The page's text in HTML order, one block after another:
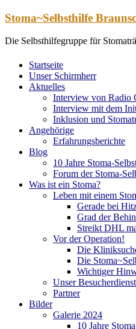
Zum
springen
Stoma~Selbsthilfe
Die Selbsthilfegruppe für
Startseite
Unser Schirmherr
Aktuelles
Interview von Radio
Interview mit dem
Inklusion und
Angehörige
Erfahrungsberichte
Blog
10 Jahre Stoma-
Forum der Stoma-
Was ist ein Stoma?
Leben mit einem
Gerade bei
Grad der
Streikt DHL
Vor der Operation!
Die
Die
Wichtiger
Unser Besucherdienst
Partner
Bilder
Galerie 2024
10 Jahre